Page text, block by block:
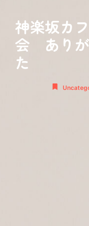
神楽坂カ
会 ありが
た